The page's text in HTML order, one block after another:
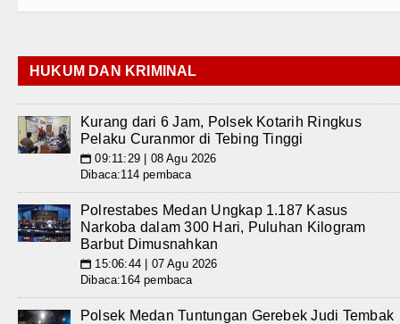
HUKUM DAN KRIMINAL
Kurang dari 6 Jam, Polsek Kotarih Ringkus
Pelaku Curanmor di Tebing Tinggi
📅 09:11:29 | 08 Agu 2026
Dibaca:114 pembaca
Polrestabes Medan Ungkap 1.187 Kasus
Narkoba dalam 300 Hari, Puluhan Kilogram
Barbut Dimusnahkan
📅 15:06:44 | 07 Agu 2026
Dibaca:164 pembaca
Polsek Medan Tuntungan Gerebek Judi Tembak